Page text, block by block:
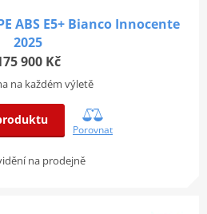
ABS E5+ Bianco Innocente
2025
900 Kč
na každém výletě
Porovnat
na prodejně